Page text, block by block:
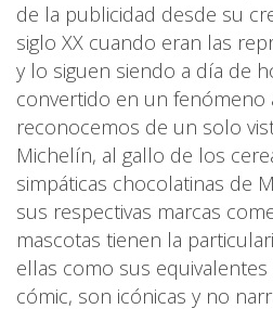
de la publicidad desde su
siglo XX cuando eran las
y lo siguen siendo a día de
convertido en un fenómeno
reconocemos de un solo
Michelín, al gallo de los
simpáticas chocolatinas de
sus respectivas marcas
mascotas tienen la
ellas como sus equivalentes
cómic, son icónicas y no